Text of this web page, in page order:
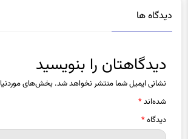
دیدگاه ها
دیدگاهتان را بنویسید
نشانی ایمیل شما منتشر نخواهد شد. بخش‌های
شده‌اند*
دیدگاه*